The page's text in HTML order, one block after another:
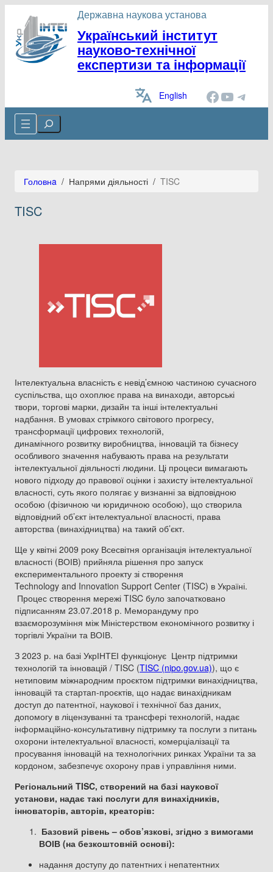
Державна наукова установа
Український інститут
науково-технічної
експертизи та інформації
English Facebook YouTube Telegram
Cerca
Головнa / Напрями діяльності / TISC
TISC
Інтелектуальна власність є невід’ємною частиною сучасного
суспільства, що охоплює права на винаходи, авторські
твори, торгові марки, дизайн та інші інтелектуальні
надбання. В умовах стрімкого світового прогресу,
трансформації цифрових технологій,
динамічного розвитку виробництва, інновацій та бізнесу
особливого значення набувають права на результати
інтелектуальної діяльності людини. Ці процеси вимагають
нового підходу до правової оцінки і захисту інтелектуальної
власності, суть якого полягає у визнанні за відповідною
особою (фізичною чи юридичною особою), що створила
відповідний об’єкт інтелектуальної власності, права
авторства (винахідництва) на такий об’єкт.
Ще у квітні 2009 року Всесвітня організація інтелектуальної
власності (ВОІВ) прийняла рішення про запуск
експериментального проекту зі створення
Technology and Innovation Support Center (TISC) в Україні.
Процес створення мережі TISC було започатковано
підписанням 23.07.2018 р. Меморандуму про
взаєморозуміння між Міністерством економічного розвитку і
торгівлі України та ВОІВ.
З 2023 р. на базі УкрІНТЕІ функціонує Центр підтримки
технологій та інновацій / TISC (TISC (nipo.gov.ua)), що є
нетиповим міжнародним проєктом підтримки винахідництва,
інновацій та стартап-проєктів, що надає винахідникам
доступ до патентної, наукової і технічної баз даних,
допомогу в ліцензуванні та трансфері технологій, надає
інформаційно-консультативну підтримку та послуги з питань
охорони інтелектуальної власності, комерціалізації та
просування інновацій на технологічних ринках України та за
кордоном, забезпечує охорону прав і управління ними.
Регіональний TISC, створений на базі наукової
установи, надає такі послуги для винахідників,
інноваторів, авторів, креаторів:
Базовий рівень – обов’язкові, згідно з вимогами
ВОІВ (на безкоштовній основі):
надання доступу до патентних і непатентних